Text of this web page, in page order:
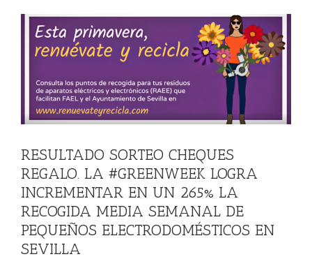
RESULTADO SORTEO CHEQUES
REGALO. LA #GREENWEEK LOGRA
INCREMENTAR EN UN 265% LA
RECOGIDA MEDIA SEMANAL DE
PEQUEÑOS ELECTRODOMÉSTICOS EN
SEVILLA